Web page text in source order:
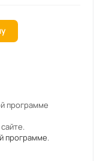
программе
программе.